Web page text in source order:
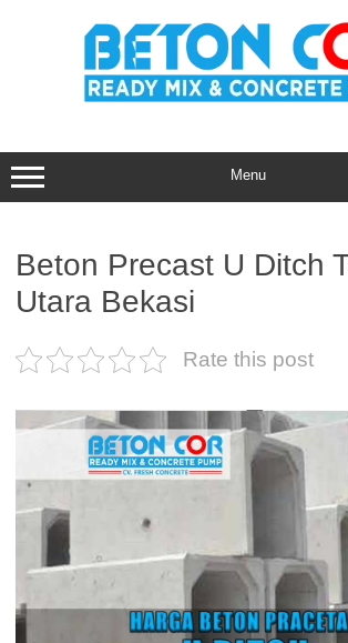
Menu
Beton Precast U Ditch
Utara Bekasi
Rate this post